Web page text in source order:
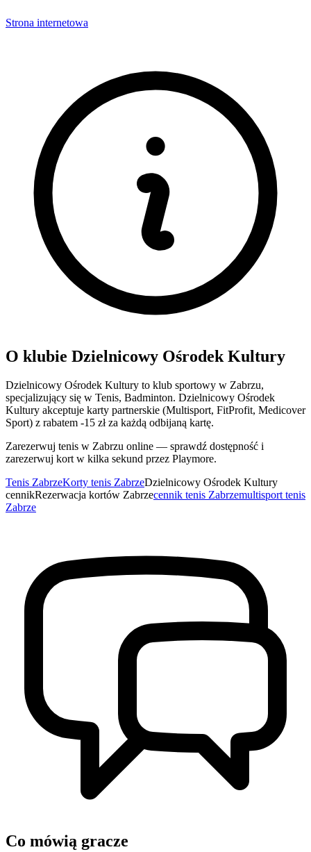
Strona internetowa
O klubie Dzielnicowy Ośrodek Kultury
Dzielnicowy Ośrodek Kultury to klub sportowy w Zabrzu,
specjalizujący się w Tenis, Badminton. Dzielnicowy Ośrodek
Kultury akceptuje karty partnerskie (Multisport, FitProfit, Medicover
Sport) z rabatem -15 zł za każdą odbijaną kartę.
Zarezerwuj tenis w Zabrzu online — sprawdź dostępność i
zarezerwuj kort w kilka sekund przez Playmore.
Tenis ZabrzeKorty tenis ZabrzeDzielnicowy Ośrodek Kultury
cennikRezerwacja kortów Zabrzecennik tenis Zabrzemultisport tenis
Zabrze
Co mówią gracze